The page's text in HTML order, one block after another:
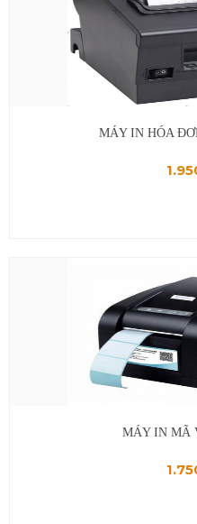
MÁY IN HÓA
MÁY IN MÃ